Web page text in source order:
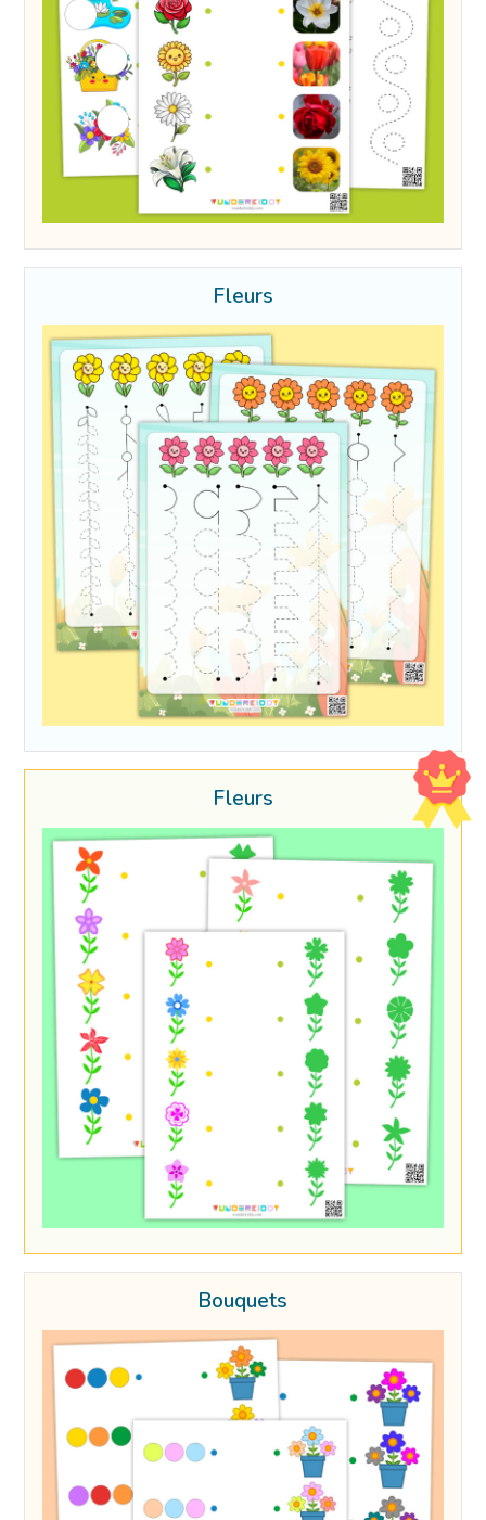
Fleurs
Fleurs
Bouquets